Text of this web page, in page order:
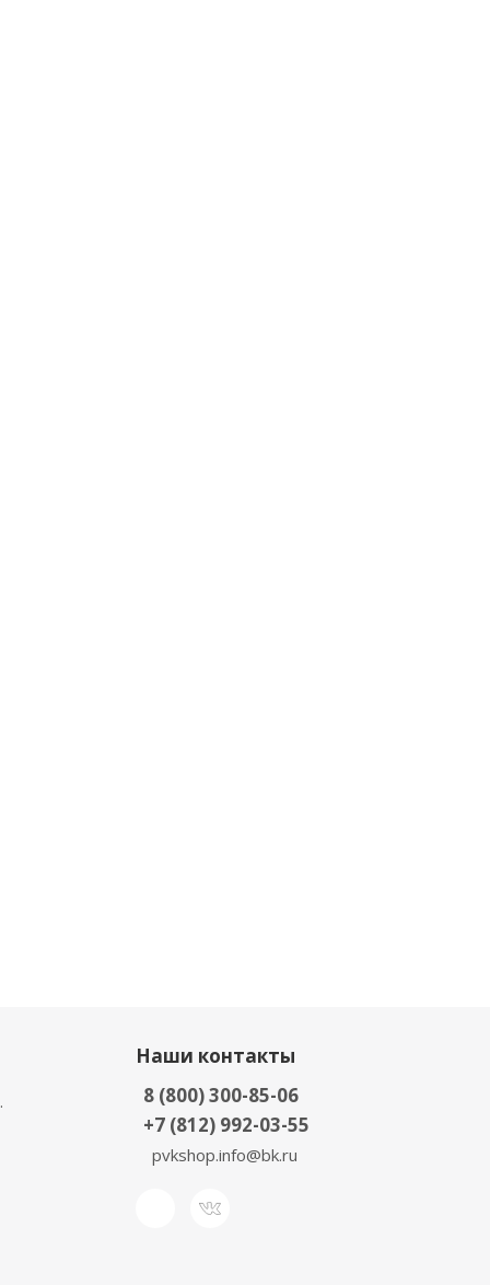
Наши контакты
8 (800) 300-85-06
+7 (812) 992-03-55
pvkshop.info@bk.ru